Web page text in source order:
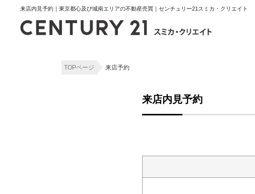
来店内見予約｜東京都心及び城南エリアの不動産売買｜センチュリー21スミカ・クリエイト
TOPページ 来店予約
来店内見予約